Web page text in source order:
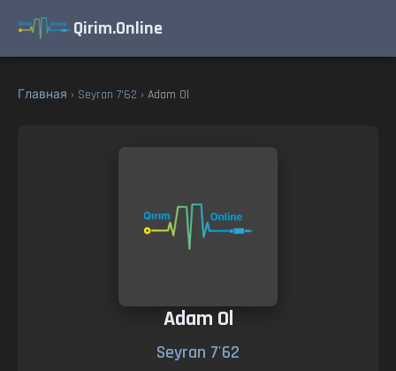
Qirim.Online
Главная › Seyran 7'62 › Adam Ol
Adam Ol
Seyran 7'62